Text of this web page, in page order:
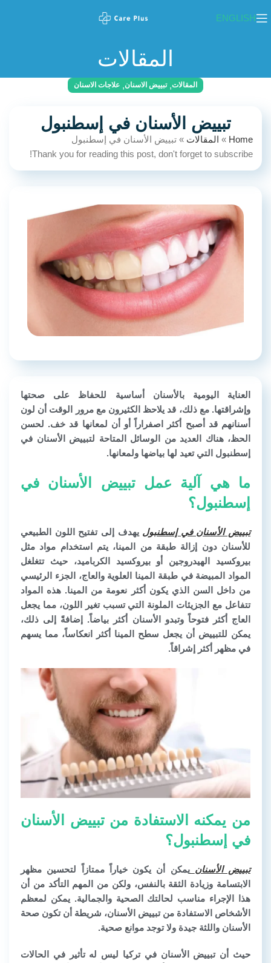
ENGLISH
المقالات
المقالات,تبييض الاسنان, علاجات الاسنان
تبييض الأسنان في إسطنبول
Home
» المقالات » تبييض الأسنان في إسطنبول
Thank you for reading this post, don't forget to subscribe!
العناية اليومية بالأسنان أساسية للحفاظ على صحتها
وإشراقتها. مع ذلك، قد يلاحظ الكثيرون مع مرور الوقت أن لون
أسنانهم قد أصبح أكثر اصفراراً أو أن لمعانها قد خف. لحسن
الحظ، هناك العديد من الوسائل المتاحة لتبييض الأسنان في
إسطنبول التي تعيد لها بياضها ولمعانها.
ما هي آلية عمل تبييض الأسنان في
إسطنبول؟
تبييض الأسنان في إسطنبول يهدف إلى تفتيح اللون الطبيعي
للأسنان دون إزالة طبقة من المينا، يتم استخدام مواد مثل
بيروكسيد الهيدروجين أو بيروكسيد الكرباميد، حيث تتغلغل
المواد المبيضة في طبقة المينا العلوية والعاج، الجزء الرئيسي
من داخل السن الذي يكون أكثر نعومة من المينا. هذه المواد
تتفاعل مع الجزيئات الملونة التي تسبب تغير اللون، مما يجعل
العاج أكثر فتوحاً وتبدو الأسنان أكثر بياضاً. إضافةً إلى ذلك،
يمكن للتبييض أن يجعل سطح المينا أكثر انعكاساً، مما يسهم
في مظهر أكثر إشراقاً.
من يمكنه الاستفادة من تبييض الأسنان
في إسطنبول؟
تبييض الأسنان يمكن أن يكون خياراً ممتازاً لتحسين مظهر
الابتسامة وزيادة الثقة بالنفس، ولكن من المهم التأكد من أن
هذا الإجراء مناسب لحالتك الصحية والجمالية. يمكن لمعظم
الأشخاص الاستفادة من تبييض الأسنان، شريطة أن تكون صحة
الأسنان واللثة جيدة ولا توجد موانع صحية.
حيث أن تبييض الأسنان في تركيا ليس له تأثير في الحالات